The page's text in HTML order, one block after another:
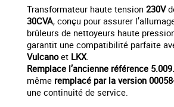
Transformateur haute tension 230V
30CVA, conçu pour assurer
brûleurs de nettoyeurs haute
garantit une compatibilité parfaite
Vulcanoet LKX.
Remplace l’ancienne référence
même remplacé par la version
une continuité de service.